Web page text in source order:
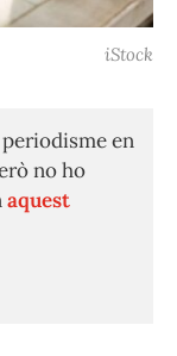
iStock
en
no ho
aquest